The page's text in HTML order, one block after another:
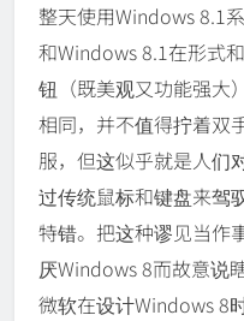
整天使用Windows 8.1
和Windows 8.1在形式
钮（既美观又功能强大
相同，并不值得拧着双
服，但这似乎就是人们
过传统鼠标和键盘来驾
特错。把这种谬见当作
厌Windows 8而故意说
微软在设计Windows 8